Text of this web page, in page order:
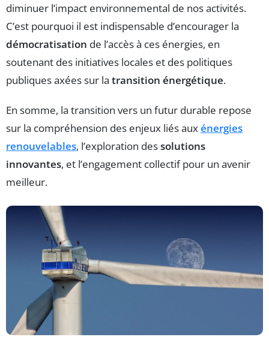
diminuer l’impact environnemental de nos activités.
C’est pourquoi il est indispensable d’encourager la
démocratisation de l’accès à ces énergies, en
soutenant des initiatives locales et des politiques
publiques axées sur la transition énergétique.
En somme, la transition vers un futur durable repose
sur la compréhension des enjeux liés auxénergies
renouvelables, l’exploration dessolutions
innovantes, et l’engagement collectif pour un avenir
meilleur.